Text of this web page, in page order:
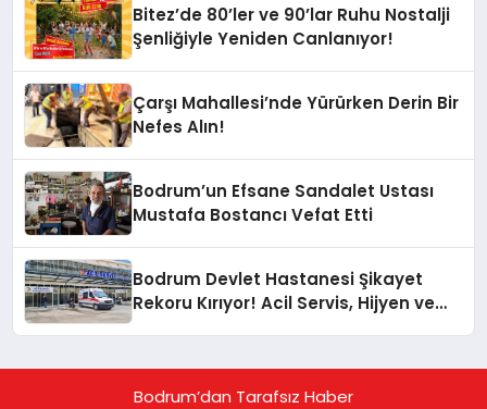
Bitez’de 80’ler ve 90’lar Ruhu Nostalji
Şenliğiyle Yeniden Canlanıyor!
Çarşı Mahallesi’nde Yürürken Derin Bir
Nefes Alın!
Bodrum’un Efsane Sandalet Ustası
Mustafa Bostancı Vefat Etti
Bodrum Devlet Hastanesi Şikayet
Rekoru Kırıyor! Acil Servis, Hijyen ve
Bodrum’dan Tarafsız Haber